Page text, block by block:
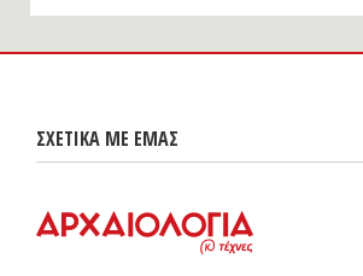
ΣΧΕΤΙΚΑ ΜΕ ΕΜΑΣ